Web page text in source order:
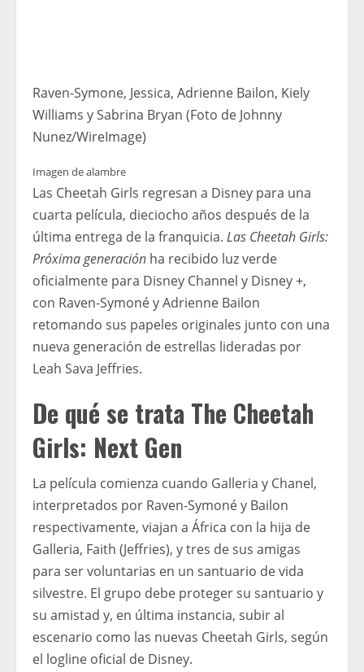
Raven-Symone, Jessica, Adrienne Bailon, Kiely
Williams y Sabrina Bryan (Foto de Johnny
Nunez/WireImage)
Imagen de alambre
Las Cheetah Girls regresan a Disney para una
cuarta película, dieciocho años después de la
última entrega de la franquicia. Las Cheetah Girls:
Próxima generación ha recibido luz verde
oficialmente para Disney Channel y Disney +,
con Raven-Symoné y Adrienne Bailon
retomando sus papeles originales junto con una
nueva generación de estrellas lideradas por
Leah Sava Jeffries.
De qué se trata The Cheetah
Girls: Next Gen
La película comienza cuando Galleria y Chanel,
interpretados por Raven-Symoné y Bailon
respectivamente, viajan a África con la hija de
Galleria, Faith (Jeffries), y tres de sus amigas
para ser voluntarias en un santuario de vida
silvestre. El grupo debe proteger su santuario y
su amistad y, en última instancia, subir al
escenario como las nuevas Cheetah Girls, según
el logline oficial de Disney.